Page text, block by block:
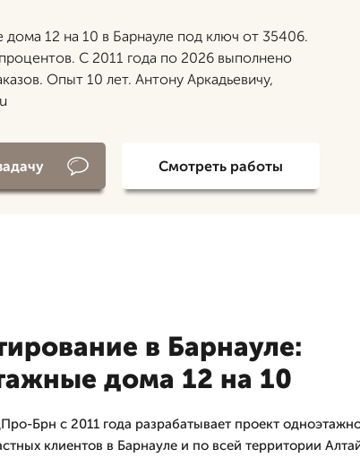
12 на 10 в Барнауле под ключ от 35406.
С 2011 года по 2026 выполнено
Опыт 10 лет. Антону Аркадьевичу,
Смотреть работы
в Барнауле:
дома 12 на 10
Брн с 2011 года разрабатывает проект
клиентов в Барнауле и по всей территории